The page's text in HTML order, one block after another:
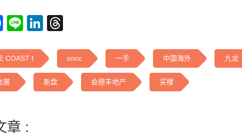
Facebook
LineLinkedIn
COAST I oncc 一手 中国海外 九龙
展 新盘 会德丰地产 买楼
章 :